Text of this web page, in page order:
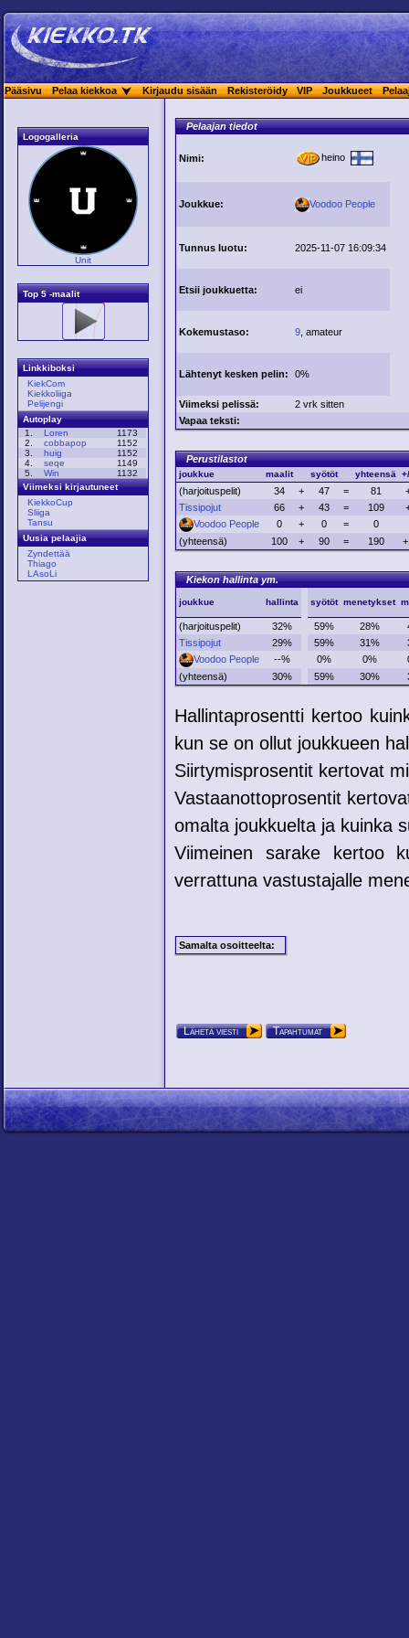
Pääsivu Pelaa kiekkoa Kirjaudu sisään Rekisteröidy VIP Joukkueet
Logogalleria
Unit
Top 5 -maalit
Linkkiboksi
KiekCom
Kiekkoliiga
Pelijengi
Autoplay
1.
Loren
1173
2.
cobbapop
1152
3.
huig
1152
4.
seqe
1149
5.
Win
1132
Viimeksi kirjautuneet
KiekkoCup
Sliiga
Tansu
Uusia pelaajia
Zyndettää
Thiago
LAsoLi
Pelaajan tiedot
Nimi: heino
Joukkue: Voodoo People
Tunnus luotu: 2025-11-07 16:09:34
Etsii joukkuetta: ei
Kokemustaso: 9 , amateur
Lähtenyt kesken pelin: 0%
Viimeksi pelissä:
2 vrk sitten
Vapaa teksti:
Perustilastot
joukkue maalit syötöt yhteensä
(harjoituspelit) 34 + 47 = 81
Tissipojut
66 + 43 = 109
Voodoo People
0 + 0 =
0
(yhteensä)
100 + 90 = 190
Kiekon hallinta ym.
joukkue hallinta syötöt menetykset
(harjoituspelit) 32% 59% 28%
Tissipojut
29% 59% 31%
Voodoo People
--% 0% 0%
(yhteensä)
30% 59% 30%
Hallintaprosentti kertoo
kun se on ollut joukkueen
Siirtymisprosentit kertovat
Vastaanottoprosentit
omalta joukkuelta ja kuinka
Viimeinen sarake kertoo
verrattuna vastustajalle
Samalta osoitteelta:
Lähetä viesti Tapahtumat